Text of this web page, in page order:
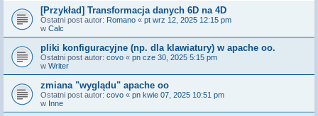
[Przykład] Transformacja danych 6D na 4D
Ostatni post autor: Romano « pt wrz 12, 2025 12:15 pm
w Calc
pliki konfiguracyjne (np. dla klawiatury) w apache oo.
Ostatni post autor: covo « pn cze 30, 2025 5:15 pm
w Writer
zmiana "wyglądu" apache oo
Ostatni post autor: covo « pn kwie 07, 2025 10:51 pm
w Inne